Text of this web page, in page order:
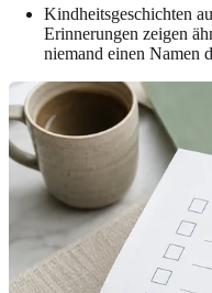
Kindheitsgeschichten
Erinnerungen zeigen
niemand einen Namen